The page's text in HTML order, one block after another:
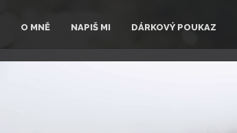
O MNĚ NAPIŠ MI DÁRKOVÝ POUKAZ